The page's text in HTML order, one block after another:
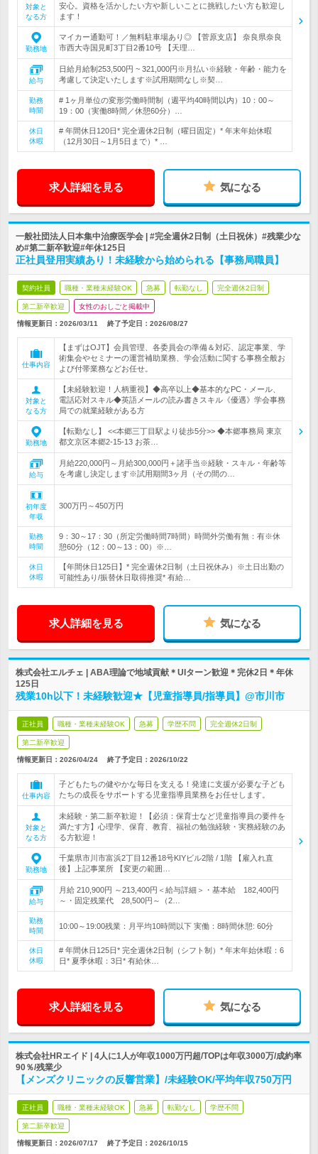
対象と
なる方
安心。資格を活かしたい方や新しいことに挑戦したい方も歓迎し
ます！
勤務地
マイカー通勤可！／無料駐車場あり◎ 【菅原支店】 奈良県奈良
市西大寺国見町3丁目2番10号 【天理…
給与
日給月給制253,500円 ~ 321,000円※月払い※経験・年齢・能力を
考慮して決定いたします※試用期間なし※契…
勤務
時間
# 1ヶ月単位の変形労働時間制（週平均40時間以内）10：00～
19：00（実働8時間／休憩60分）…
休日
休暇
# 年間休日120日* 完全週休2日制（曜日固定）* 年末年始休暇
（12月30日～1月5日まで）* …
求人詳細を見る 気になる
一般社団法人日本集中治療医学会 | #完全週休2日制（土日祝休）#残業少な
め#第二新卒歓迎#年休125日
正社員登用実績あり！未経験から始められる【事務局職員】
契約社員 職種・業種未経験OK 急募 転勤なし 完全週休2日制
第二新卒歓迎 女性のおしごと掲載中
情報更新日：2026/03/11 終了予定日： 2026/08/27
仕事内容
【まずはOJT】会員管理、各委員会の準備＆対応、認定事業、学
術集会やセミナーの運営補助業務、学会活動に関する事務全般お
よび付帯業務などお任せ。
対象と
なる方
【未経験歓迎！人柄重視】◆高卒以上◆基本的なPC・メール、
電話応対スキル◆英語メールの読み書きスキル《優遇》学会事務
局での就業経験がある方
勤務地
【転勤なし】 <<本郷三丁目駅より徒歩5分>> ◆本郷事務局 東京
都文京区本郷2-15-13 お茶…
給与
月給220,000円～月給300,000円＋諸手当※経験・スキル・年齢等
を考慮し決定します※試用期間3ヶ月（その間の…
初年度
年収
300万円～450万円
勤務
時間
9：30～17：30（所定労働時間7時間）時間外労働有無：有※休
憩60分（12：00～13：00）※…
休日
休暇
【年間休日125日】* 完全週休2日制（土日祝休み）※土日出勤の
可能性あり/振替休日取得推奨* 有給…
求人詳細を見る 気になる
株式会社エルチェ | ABA理論で地域貢献＊UIターン歓迎＊完休2日＊年休
125日
残業10h以下！未経験歓迎★【児童指導員/指導員】@市川市
正社員 職種・業種未経験OK 急募 学歴不問 完全週休2日制
第二新卒歓迎
情報更新日：2026/04/24 終了予定日： 2026/10/22
仕事内容
子どもたちの健やかな毎日を支える！発達に支援が必要な子ども
たちの成長をサポートする児童指導員業務をお任せします。
対象と
なる方
未経験・第二新卒歓迎！【必須：保育士など児童指導員の要件を
満たす方】心理学、保育、教育、福祉の勉強経験・実務経験のあ
る方歓迎！
勤務地
千葉県市川市富浜2丁目12番18号KIYビル2階 / 1階 【雇入れ直
後】上記事業所 【変更の範囲…
給与
月給 210,900円 ～213,400円＜給与詳細＞・基本給 182,400円
～・固定残業代 28,500円～（2…
勤務
時間
10:00～19:00残業：月平均10時間以下 実働：8時間休憩: 60分
休日
休暇
# 年間休日125日* 完全週休2日制（シフト制）* 年末年始休暇：6
日* 夏季休暇：3日* 有給休…
求人詳細を見る 気になる
株式会社HRエイド | 4人に1人が年収1000万円超/TOPは年収3000万/成約率
90％/残業少
【メンズクリニックの反響営業】/未経験OK/平均年収750万円
正社員 職種・業種未経験OK 急募 転勤なし 学歴不問
第二新卒歓迎
情報更新日：2026/07/17 終了予定日： 2026/10/15